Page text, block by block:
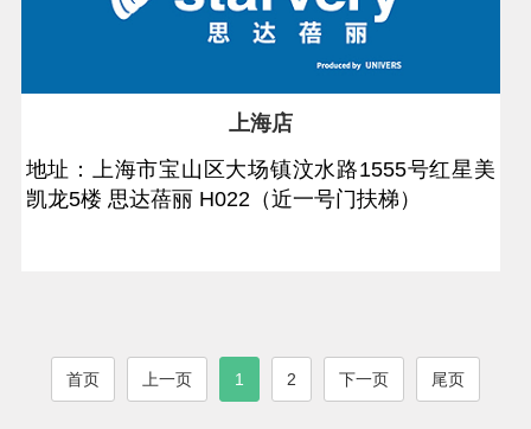
上海店
地址：上海市宝山区大场镇汶水路1555号红星美
凯龙5楼 思达蓓丽 H022（近一号门扶梯）
首页 上一页 1 2 下一页 尾页